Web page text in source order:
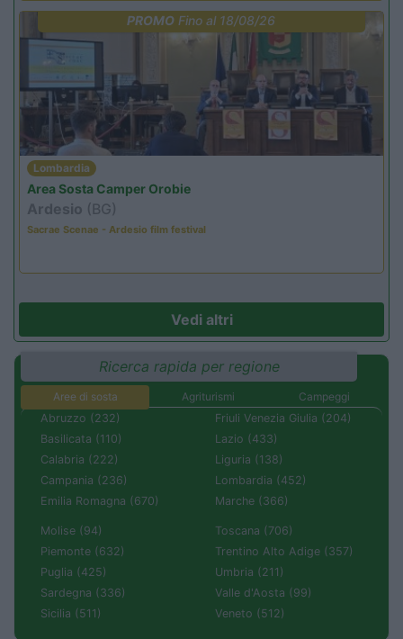
PROMO Fino al 18/08/26
Lombardia
Area Sosta Camper Orobie
Ardesio (BG)
Sacrae Scenae - Ardesio film festival
Vedi altri
Ricerca rapida per regione
Aree di sosta Agriturismi
Campeggi
Abruzzo (232)
Basilicata (110)
Calabria (222)
Campania (236)
Emilia Romagna (670)
Friuli Venezia Giulia (204)
Lazio (433)
Liguria (138)
Lombardia (452)
Marche (366)
Molise (94)
Piemonte (632)
Puglia (425)
Sardegna (336)
Sicilia (511)
Toscana (706)
Trentino Alto Adige (357)
Umbria (211)
Valle d'Aosta (99)
Veneto (512)